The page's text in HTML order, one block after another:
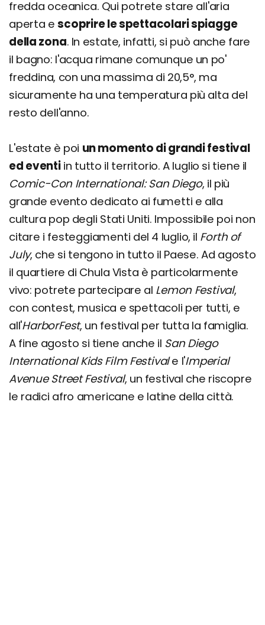
fredda oceanica. Qui potrete stare all'aria
aperta escoprire le spettacolari spiagge
della zona. In estate, infatti, si può anche fare
il bagno: l'acqua rimane comunque un po'
freddina, con una massima di 20,5°, ma
sicuramente ha una temperatura più alta del
resto dell'anno.
L'estate è poi un momento di grandi festival
ed eventiin tutto il territorio. A luglio si tiene il
Comic-Con International: San Diego, il più
grande evento dedicato ai fumetti e alla
cultura pop degli Stati Uniti. Impossibile poi non
citare i festeggiamenti del 4 luglio, il Forth of
July, che si tengono in tutto il Paese. Ad agosto
il quartiere di Chula Vista è particolarmente
vivo: potrete partecipare al Lemon Festival,
con contest, musica e spettacoli per tutti, e
all'HarborFest, un festival per tutta la famiglia.
A fine agosto si tiene anche il San Diego
International Kids Film Festivale l'Imperial
Avenue Street Festival, un festival che riscopre
le radici afro americane e latine della città.